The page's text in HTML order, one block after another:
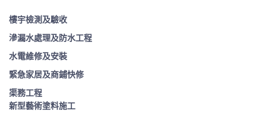
樓宇檢測及驗收
滲漏水處理及防水工程
水電維修及安裝
緊急家居及商鋪快修
渠務工程
新型藝術塗料施工